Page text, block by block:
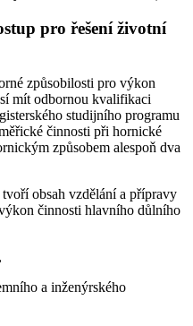
pro řešení životní
způsobilosti pro výkon
mít odbornou kvalifikaci
studijního programu
činnosti při hornické
způsobem alespoň dva
obsah vzdělání a přípravy
činnosti hlavního důlního
a inženýrského